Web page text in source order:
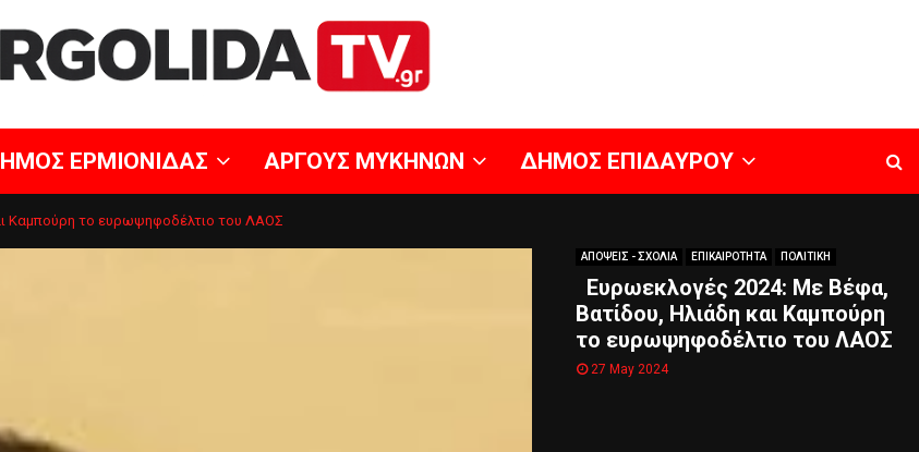
ΕΡΜΙΟΝΙΔΑΣ ΑΡΓΟΥΣ ΜΥΚΗΝΩΝ ΔΗΜΟΣ ΕΠΙΔΑΥΡΟΥ
Καμπούρη το ευρωψηφοδέλτιο του ΛΑΟΣ
ΑΠΟΨΕΙΣ - ΣΧΟΛΙΑ ΕΠΙΚΑΙΡΟΤΗΤΑ ΠΟΛΙΤΙΚΗ
Ευρωεκλογές 2024: Με Βέφα,
Βατίδου, Ηλιάδη και Καμπούρη
το ευρωψηφοδέλτιο του ΛΑΟΣ
27 May 2024